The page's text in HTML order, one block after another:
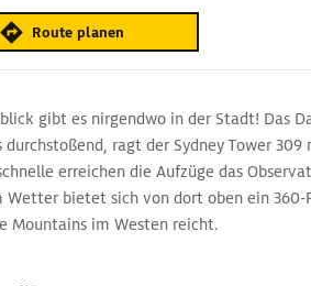
Route planen
gibt es nirgendwo in der Stadt! Das
durchstoßend, ragt der Sydney Tower
erreichen die Aufzüge das
Wetter bietet sich von dort oben ein 360-
Mountains im Westen reicht.